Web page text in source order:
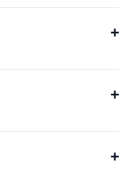
+
+
+